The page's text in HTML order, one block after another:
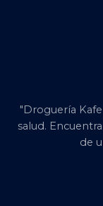
"Droguería
salud.
de